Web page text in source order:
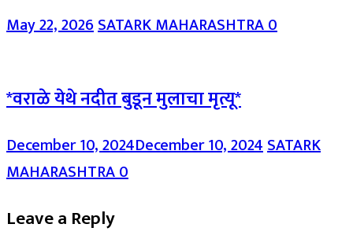
May 22, 2026SATARK MAHARASHTRA0
*वराळे येथे नदीत बुडून मुलाचा मृत्यू*
December 10, 2024December 10, 2024SATARK
MAHARASHTRA0
Leave a Reply